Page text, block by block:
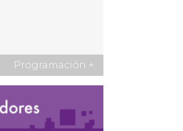
Programación +